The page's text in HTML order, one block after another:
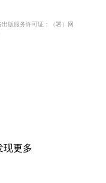
出版服务许可证：（署）网
现更多